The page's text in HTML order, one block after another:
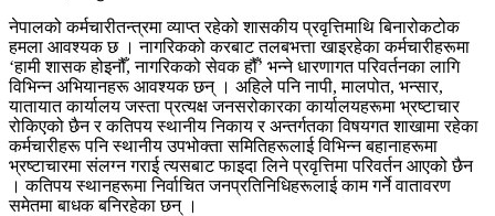
नेपालको कर्मचारीतन्त्रमा व्याप्त रहेको शासकीय प्रवृत्तिमाथि बिनारोकटोक
हमला आवश्यक छ । नागरिकको करबाट तलबभत्ता खाइरहेका कर्मचारीहरूमा
‘हामी शासक होइनौँ, नागरिकको सेवक हौँ’ भन्ने धारणागत परिवर्तनका लागि
विभिन्न अभियानहरू आवश्यक छन् । अहिले पनि नापी, मालपोत, भन्सार,
यातायात कार्यालय जस्ता प्रत्यक्ष जनसरोकारका कार्यालयहरूमा भ्रष्टाचार
रोकिएको छैन र कतिपय स्थानीय निकाय र अन्तर्गतका विषयगत शाखामा रहेका
कर्मचारीहरू पनि स्थानीय उपभोक्ता समितिहरूलाई विभिन्न बहानाहरूमा
भ्रष्टाचारमा संलग्न गराई त्यसबाट फाइदा लिने प्रवृत्तिमा परिवर्तन आएको छैन
। कतिपय स्थानहरूमा निर्वाचित जनप्रतिनिधिहरूलाई काम गर्ने वातावरण
समेतमा बाधक बनिरहेका छन् ।